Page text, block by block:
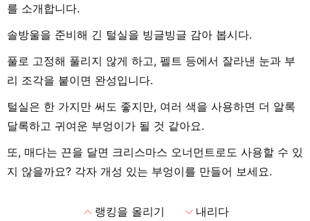
를 소개합니다.
솔방울을 준비해 긴 털실을 빙글빙글 감아 봅시다.
풀로 고정해 풀리지 않게 하고, 펠트 등에서 잘라낸 눈과 부
리 조각을 붙이면 완성입니다.
털실은 한 가지만 써도 좋지만, 여러 색을 사용하면 더 알록
달록하고 귀여운 부엉이가 될 것 같아요.
또, 매다는 끈을 달면 크리스마스 오너먼트로도 사용할 수 있
지 않을까요? 각자 개성 있는 부엉이를 만들어 보세요.
expand_less랭킹을 올리기 expand_more내리다